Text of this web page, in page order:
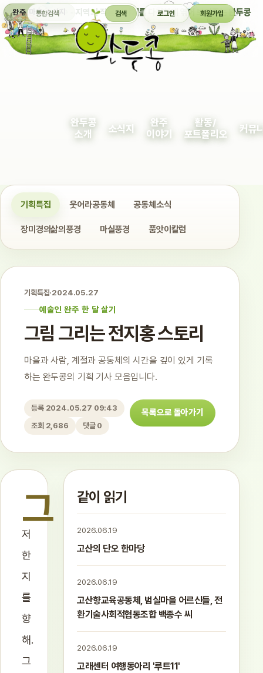
완주 마을 소식지 지역의 작은 이야기를 다정하게 엮어 보여주는 완두콩
통합검색 검색 로그인 회원가입
완두콩
소개
소식지
완주
이야기
활동/
포트폴리오
커뮤
기획특집 웃어라공동체 공동체소식
장미경의삶의풍경 마실풍경 품앗이칼럼
기획특집·2024.05.27
예술인 완주 한 달 살기
그림 그리는 전지홍 스토리
마을과 사람, 계절과 공동체의 시간을 깊이 있게 기록
하는 완두콩의 기획 기사 모음입니다.
등록 2024.05.27 09:43
조회 2,686
댓글 0
목록으로 돌아가기
그
저
한
지
를
향
해.
그
같이 읽기
2026.06.19
고산의 단오 한마당
2026.06.19
고산향교육공동체, 범실마을 어르신들, 전
환기술사회적협동조합 백종수 씨
2026.06.19
고래센터 여행동아리 '루트11'